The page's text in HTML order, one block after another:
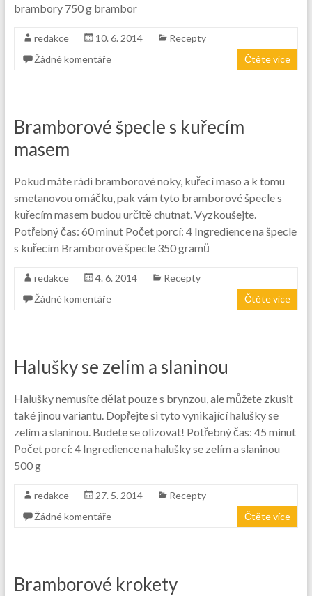
brambory 750 g brambor
redakce 10. 6. 2014
Recepty
Žádné komentáře
Čtěte více
Bramborové špecle s kuřecím
masem
Pokud máte rádi bramborové noky, kuřecí maso a k tomu
smetanovou omáčku, pak vám tyto bramborové špecle s
kuřecím masem budou určitě chutnat. Vyzkoušejte.
Potřebný čas: 60 minut Počet porcí: 4 Ingredience na špecle
s kuřecím Bramborové špecle 350 gramů
redakce 4. 6. 2014
Recepty
Žádné komentáře
Čtěte více
Halušky se zelím a slaninou
Halušky nemusíte dělat pouze s brynzou, ale můžete zkusit
také jinou variantu. Dopřejte si tyto vynikající halušky se
zelím a slaninou. Budete se olizovat! Potřebný čas: 45 minut
Počet porcí: 4 Ingredience na halušky se zelím a slaninou
500 g
redakce 27. 5. 2014
Recepty
Žádné komentáře
Čtěte více
Bramborové krokety